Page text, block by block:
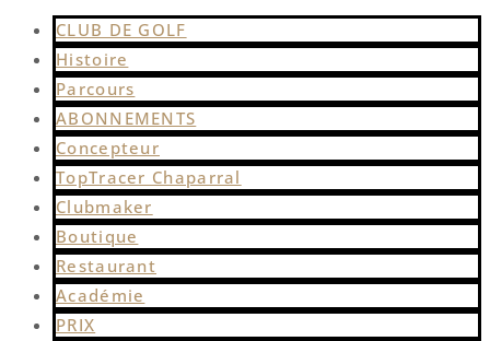
CLUB DE GOLF
Histoire
Parcours
ABONNEMENTS
Concepteur
TopTracer Chaparral
Clubmaker
Boutique
Restaurant
Académie
PRIX